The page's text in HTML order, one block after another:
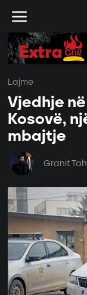
Lajme
Vjedhje
Kosovë,
mbajtje
Granit